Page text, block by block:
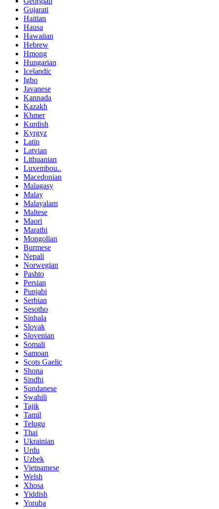
Gujarati
Haitian
Hausa
Hawaiian
Hebrew
Hmong
Hungarian
Icelandic
Igbo
Javanese
Kannada
Kazakh
Khmer
Kurdish
Kyrgyz
Latin
Latvian
Lithuanian
Luxembou..
Macedonian
Malagasy
Malay
Malayalam
Maltese
Maori
Marathi
Mongolian
Burmese
Nepali
Norwegian
Pashto
Persian
Punjabi
Serbian
Sesotho
Sinhala
Slovak
Slovenian
Somali
Samoan
Scots Gaelic
Shona
Sindhi
Sundanese
Swahili
Tajik
Tamil
Telugu
Thai
Ukrainian
Urdu
Uzbek
Vietnamese
Welsh
Xhosa
Yiddish
Yoruba